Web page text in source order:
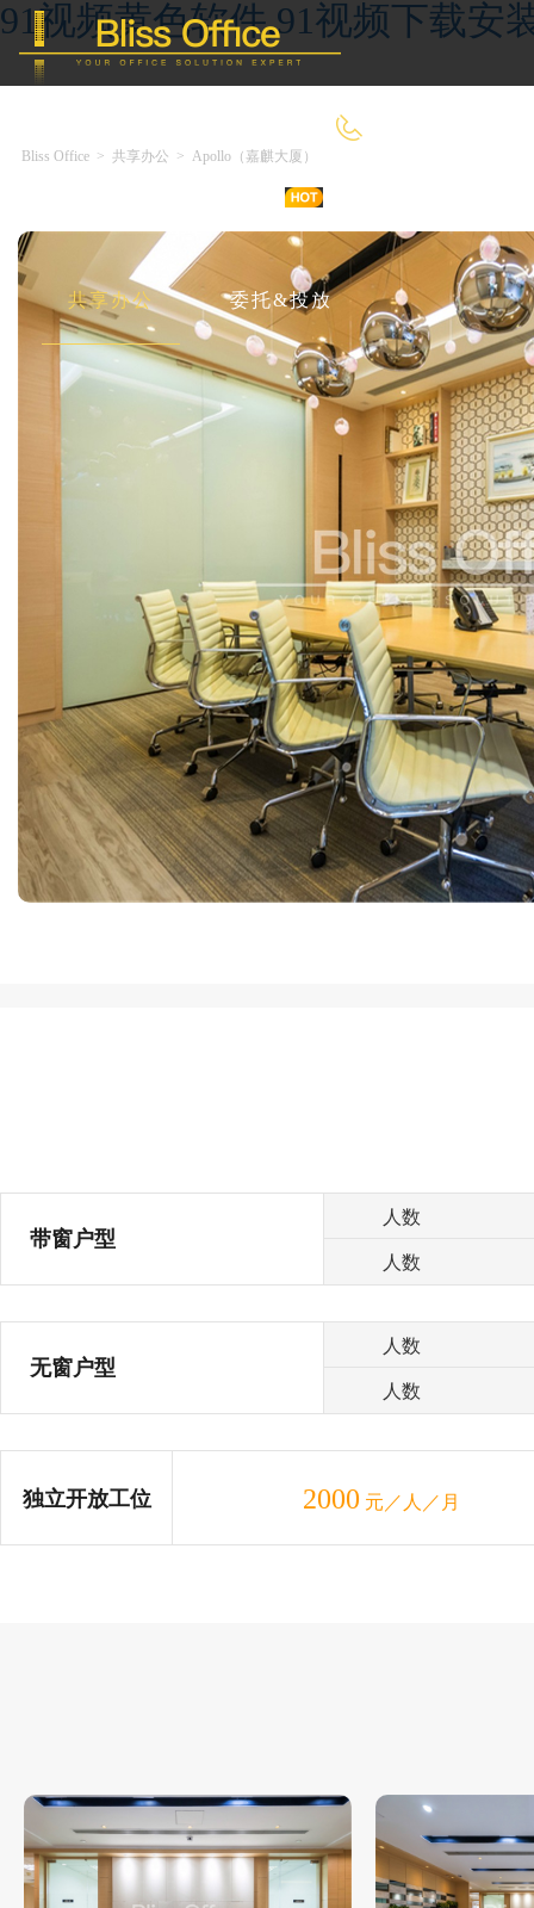
91视频黄色软件,91视频下载安
共享办公 委托&投放
Bliss Office > 共享办公 > Apollo（嘉麒大厦）
带窗户型
人数
人数
无窗户型
人数
人数
独立开放工位 2000 元／人／月